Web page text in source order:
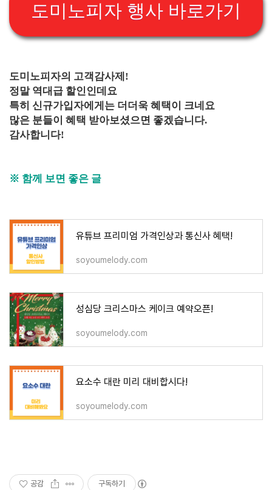
도미노피자 행사 바로가기
도미노피자의 고객감사제!
정말 역대급 할인인데요
특히 신규가입자에게는 더더욱 혜택이 크네요
많은 분들이 혜택 받아보셨으면 좋겠습니다.
감사합니다!
※ 함께 보면 좋은 글
유튜브 프리미엄 가격인상과 통신사 혜택!
soyoumelody.com
성심당 크리스마스 케이크 예약오픈!
soyoumelody.com
요소수 대란 미리 대비합시다!
soyoumelody.com
공감 구독하기